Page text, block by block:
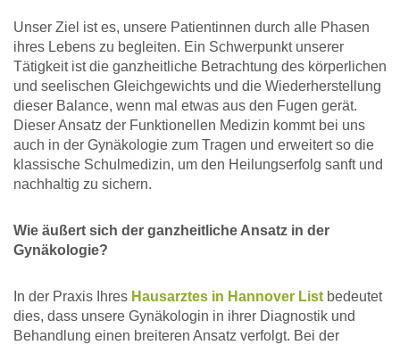
Unser Ziel ist es, unsere Patientinnen durch alle Phasen
ihres Lebens zu begleiten. Ein Schwerpunkt unserer
Tätigkeit ist die ganzheitliche Betrachtung des körperlichen
und seelischen Gleichgewichts und die Wiederherstellung
dieser Balance, wenn mal etwas aus den Fugen gerät.
Dieser Ansatz der Funktionellen Medizin kommt bei uns
auch in der Gynäkologie zum Tragen und erweitert so die
klassische Schulmedizin, um den Heilungserfolg sanft und
nachhaltig zu sichern.
Wie äußert sich der ganzheitliche Ansatz in der
Gynäkologie?
In der Praxis Ihres Hausarztes in Hannover List bedeutet
dies, dass unsere Gynäkologin in ihrer Diagnostik und
Behandlung einen breiteren Ansatz verfolgt. Bei der